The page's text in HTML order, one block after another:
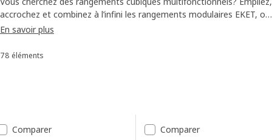
accrochez et combinez à l’infini les rangements modulaires EKET, ou
utilisez les étagères KALLAX pour transformer votre salon. En
solution de rangement sur mesure pour tous vos besoins.
En savoir plus
Trier et filtrer
78 éléments
Liste des résultats
Comparer Comparer